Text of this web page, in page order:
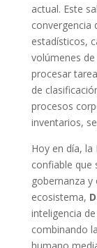
actual. Este
convergencia
estadísticos,
volúmenes
procesar
de
procesos
inventarios,
Hoy en día,
confiable que
gobernanza
ecosistema,
inteligencia
combinando